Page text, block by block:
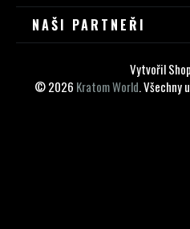
NAŠI PARTNEŘI
Vytvořil
© 2026 Kratom World. Všechny